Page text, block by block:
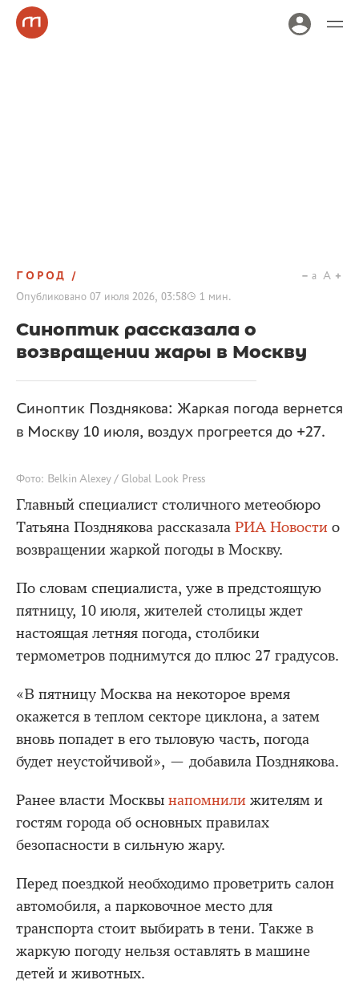
ГОРОД
Опубликовано 07 июля 2026, 03:58 1 мин.
a A
Синоптик рассказала о
возвращении жары в Москву
Синоптик Позднякова: Жаркая погода вернется
в Москву 10 июля, воздух прогреется до +27.
Фото: Belkin Alexey / Global Look Press
Главный специалист столичного метеобюро
Татьяна Позднякова рассказала РИА Новости о
возвращении жаркой погоды в Москву.
По словам специалиста, уже в предстоящую
пятницу, 10 июля, жителей столицы ждет
настоящая летняя погода, столбики
термометров поднимутся до плюс 27 градусов.
«В пятницу Москва на некоторое время
окажется в теплом секторе циклона, а затем
вновь попадет в его тыловую часть, погода
будет неустойчивой», — добавила Позднякова.
Ранее власти Москвы напомнили жителям и
гостям города об основных правилах
безопасности в сильную жару.
Перед поездкой необходимо проветрить салон
автомобиля, а парковочное место для
транспорта стоит выбирать в тени. Также в
жаркую погоду нельзя оставлять в машине
детей и животных.